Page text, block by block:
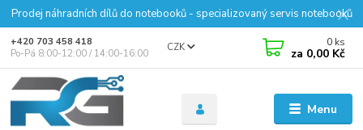
Prodej náhradních dílů do notebooků - specializovaný servis notebooků
Menu
CZK
+420 703 458 418
Po-Pá 8:00-12:00 / 14:00-16:00
0 ks
za 0,00 Kč